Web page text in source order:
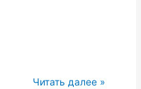
Десять
Читать далее »